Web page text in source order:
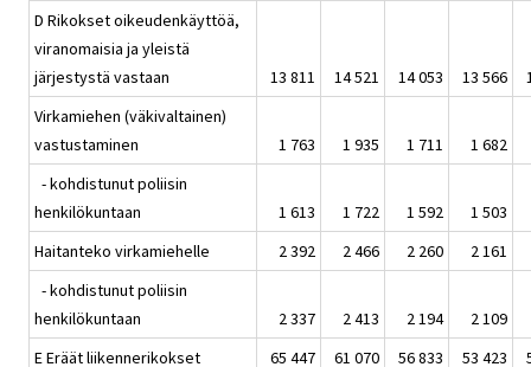
D Rikokset oikeudenkäyttöä,
viranomaisia ja yleistä
järjestystä vastaan
13 811 14 521 14 053 13 566
Virkamiehen (väkivaltainen)
vastustaminen
1 763 1 935 1 711
1 682
- kohdistunut poliisin
henkilökuntaan
1 613 1 722 1 592
1 503
Haitanteko virkamiehelle
2 392 2 466 2 260
2 161
- kohdistunut poliisin
henkilökuntaan
2 337 2 413 2 194
2 109
E Eräät liikennerikokset
65 447 61 070 56 833 53 423